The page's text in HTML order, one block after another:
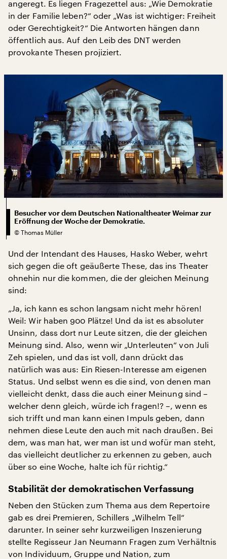
angeregt. Es liegen Fragezettel aus: „Wie Demokratie
in der Familie leben?“ oder „Was ist wichtiger: Freiheit
oder Gerechtigkeit?“ Die Antworten hängen dann
öffentlich aus. Auf den Leib des DNT werden
provokante Thesen projiziert.
Besucher vor dem Deutschen Nationaltheater Weimar zur
Eröffnung der Woche der Demokratie.
© Thomas Müller
Und der Intendant des Hauses, Hasko Weber, wehrt
sich gegen die oft geäußerte These, das ins Theater
ohnehin nur die kommen, die der gleichen Meinung
sind:
„Ja, ich kann es schon langsam nicht mehr hören!
Weil: Wir haben 900 Plätze! Und da ist es absoluter
Unsinn, dass dort nur Leute sitzen, die der gleichen
Meinung sind. Also, wenn wir „Unterleuten“ von Juli
Zeh spielen, und das ist voll, dann drückt das
natürlich was aus: Ein Riesen-Interesse am eigenen
Status. Und selbst wenn es die sind, von denen man
vielleicht denkt, dass die auch einer Meinung sind –
welcher denn gleich, würde ich fragen!? –, wenn es
sich trifft und man kann einen Impuls geben, dann
nehmen diese Leute den auch mit nach draußen. Bei
dem, was man hat, wer man ist und wofür man steht,
das vielleicht deutlicher zu erkennen zu geben, auch
über so eine Woche, halte ich für richtig.“
Stabilität der demokratischen Verfassung
Neben den Stücken zum Thema aus dem Repertoire
gab es drei Premieren, Schillers „Wilhelm Tell“
darunter. In seiner sehr kurzweiligen Inszenierung
stellte Regisseur Jan Neumann Fragen zum Verhältnis
von Individuum, Gruppe und Nation, zum